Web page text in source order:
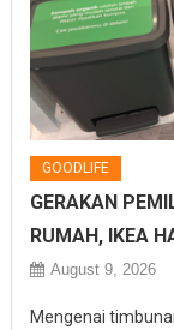
GOODLIFE
GERAKAN
RUMAH, IKEA
August 9, 2026
Mengenai